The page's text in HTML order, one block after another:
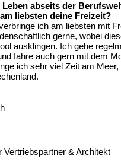
Leben abseits der
liebsten deine Freizeit?
ich am liebsten mit
gerne, wobei
ausklingen. Ich gehe
fahre auch gern mit dem
ich sehr viel Zeit am
Vertriebspartner & Architekt